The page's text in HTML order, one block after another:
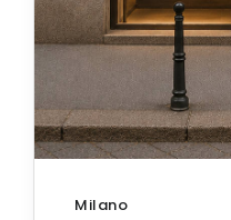
Milano